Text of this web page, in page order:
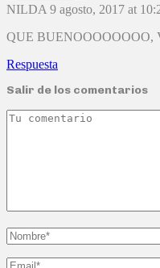
NILDA 9 agosto, 2017 at
QUE BUENOOOOOOOO,
Respuesta
Salir de los comentarios